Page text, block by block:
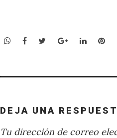
WhatsApp
Facebook
TwitterGoogle+LinkedIn
DEJA UNA
Tu dirección de correo